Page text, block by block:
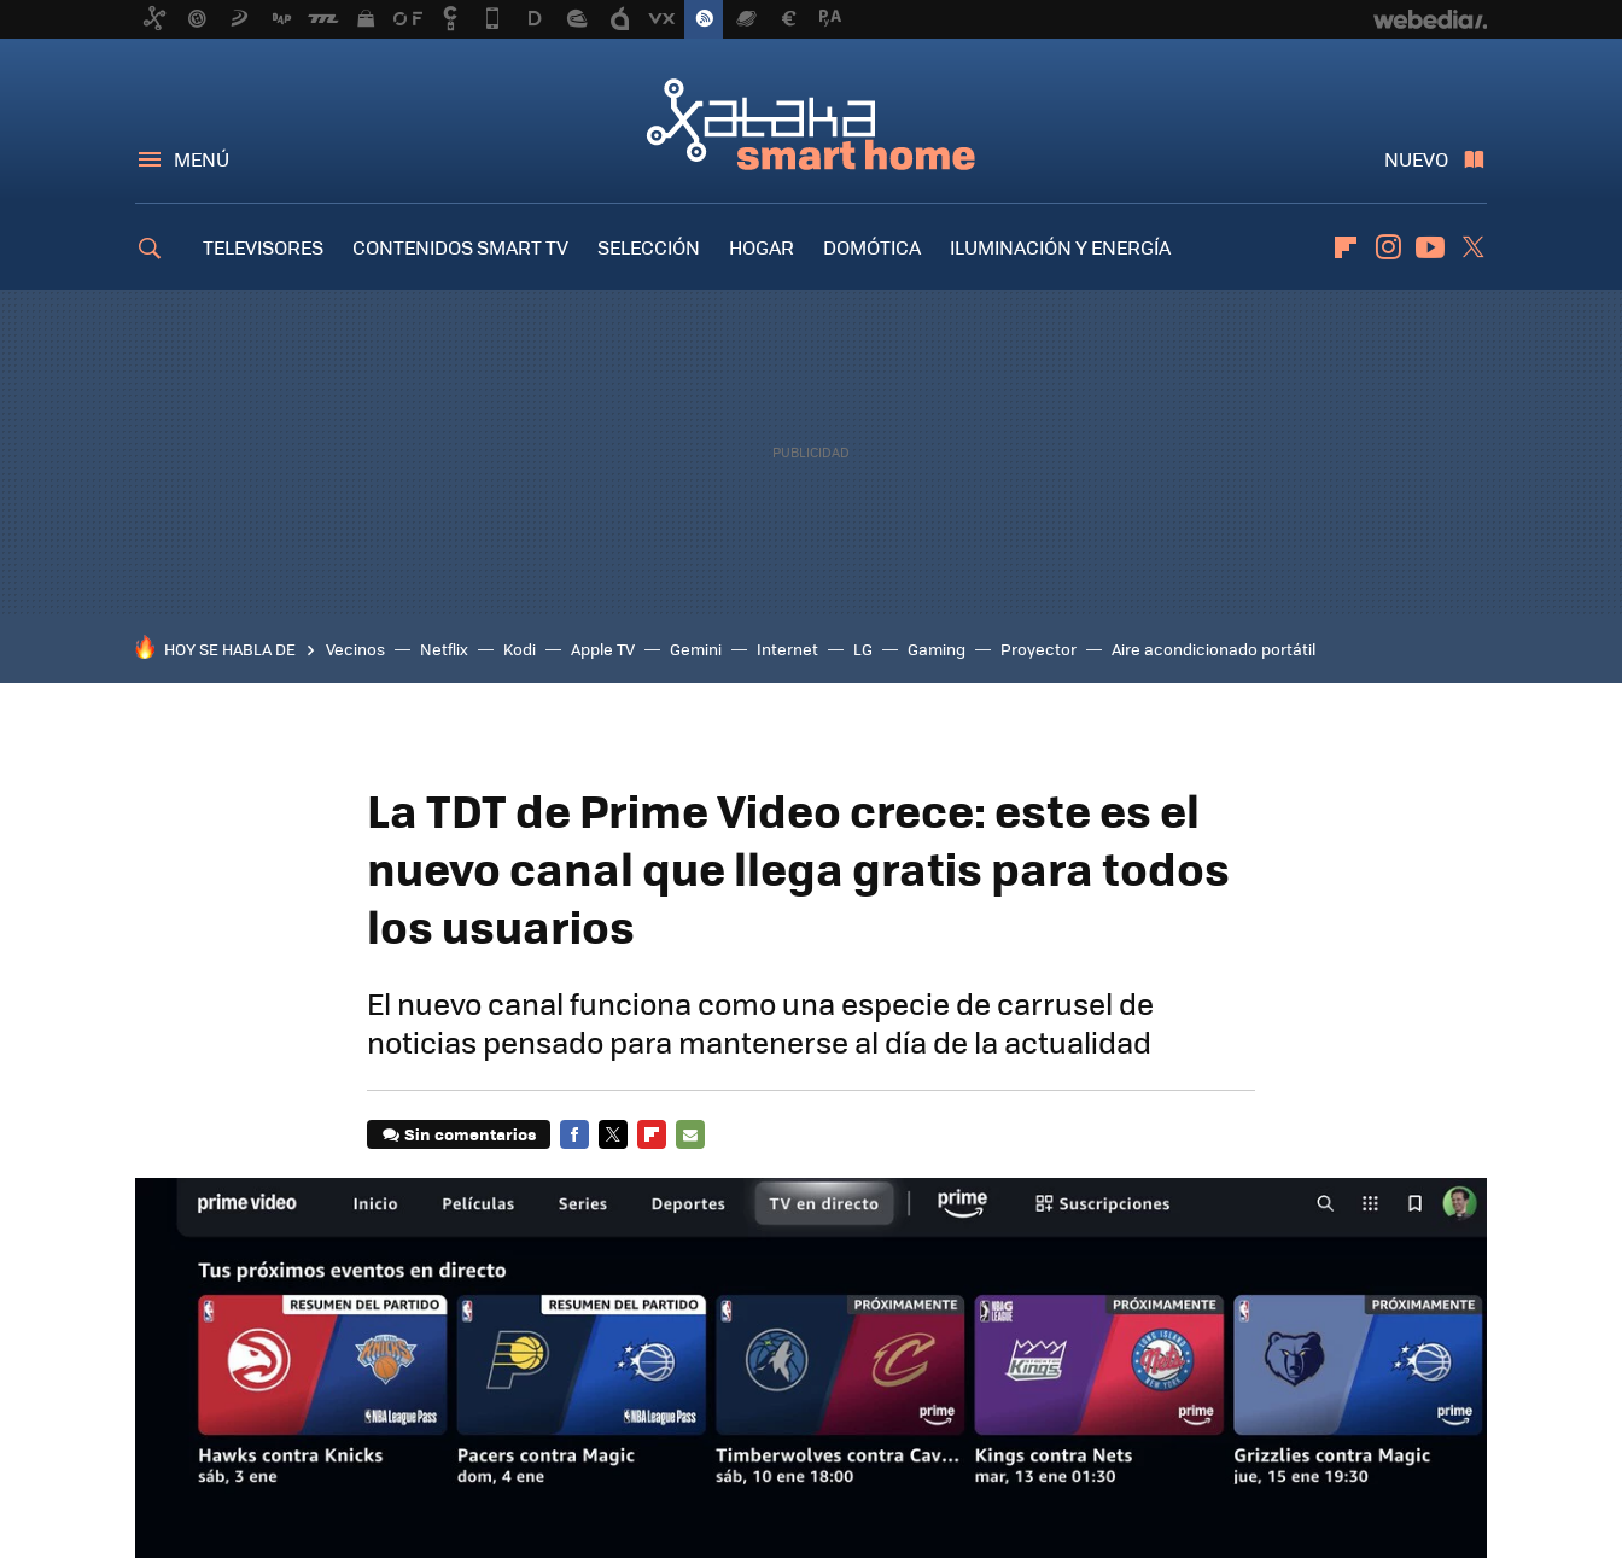
MENÚ NUEVO
TELEVISORES CONTENIDOS SMART TV SELECCIÓN HOGAR DOMÓTICA
ILUMINACIÓN Y ENERGÍA
FlipboardInstagramYoutube
HOY SE HABLA DE Vecinos Netflix Kodi Apple TV Gemini Internet LG Gaming Proyector Aire acondicionado portátil
La TDT de Prime Video crece: este es el
nuevo canal que llega gratis para todos
los usuarios
El nuevo canal funciona como una especie de carrusel de
noticias pensado para mantenerse al día de la actualidad
Sin comentarios